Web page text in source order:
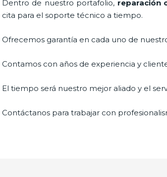
Dentro de nuestro portafolio, reparación
cita para el soporte técnico a tiempo.
Ofrecemos garantía en cada uno de
Contamos con años de experiencia y
El tiempo será nuestro mejor aliado y el
Contáctanos para trabajar con